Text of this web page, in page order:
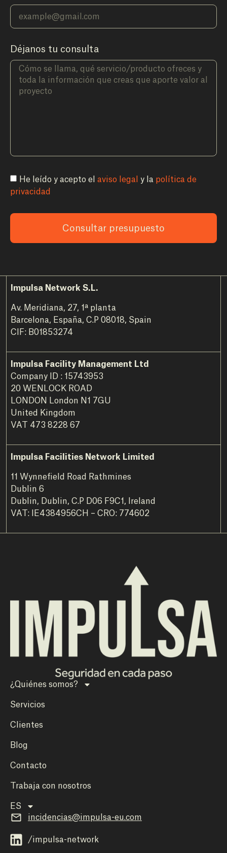
Déjanos tu consulta
He leído y acepto el aviso legal y la política de
privacidad
Consultar presupuesto
Impulsa Network S.L.
Av. Meridiana, 27, 1ª planta
Barcelona, España, C.P 08018, Spain
CIF: B01853274
Impulsa Facility Management Ltd
Company ID : 15743953
20 WENLOCK ROAD
LONDON London N1 7GU
United Kingdom
VAT 473 8228 67
Impulsa Facilities Network Limited
11 Wynnefield Road Rathmines
Dublin 6
Dublin, Dublin, C.P D06 F9C1, Ireland
VAT: IE4384956CH – CRO: 774602
¿Quiénes somos?
Servicios
Clientes
Blog
Contacto
Trabaja con nosotros
ES
incidencias@impulsa-eu.com
/impulsa-network